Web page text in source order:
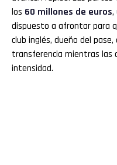
los 60 millones de euros,
dispuesto a afrontar para
club inglés, dueño del
transferencia mientras las
intensidad.